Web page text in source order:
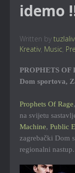
idemo
Written by
Kreativ, Music,
PROPHETS OF
Dom sportova,
Prophets Of Rage
na svijetu
Machine, Public
zagrebački Dom
regionalni nastup.